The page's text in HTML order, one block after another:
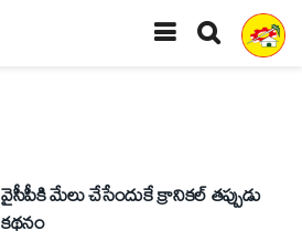
వైసీపీకి మేలు చేసేందుకే క్రానికల్‌ తప్పుడు
కథనం